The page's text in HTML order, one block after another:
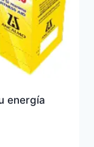
energía